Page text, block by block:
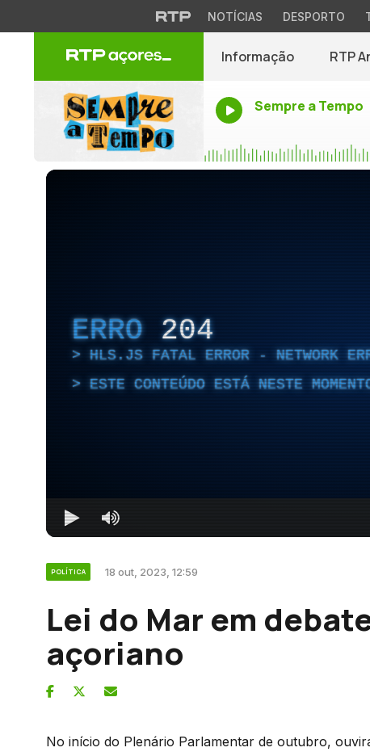
NOTÍCIAS DESPORTO
Informação RTP
Sempre a Tempo
ERRO 204
HLS.JS FATAL ERROR - NETWORK
ESTE CONTEÚDO ESTÁ NESTE
POLÍTICA 18 out, 2023, 12:59
Lei do Mar em
açoriano
No início do Plenário Parlamentar de outubro,